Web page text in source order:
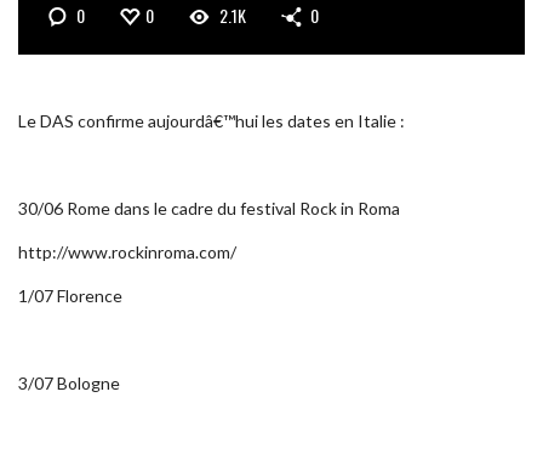
0 0 2.1K 0
Le DAS confirme aujourdâ€™hui les dates en Italie :
30/06 Rome dans le cadre du festival Rock in Roma
http://www.rockinroma.com/
1/07 Florence
3/07 Bologne